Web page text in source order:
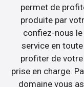
permet de
produite par
confiez-nous
service en
profiter de
prise en charge.
domaine vous